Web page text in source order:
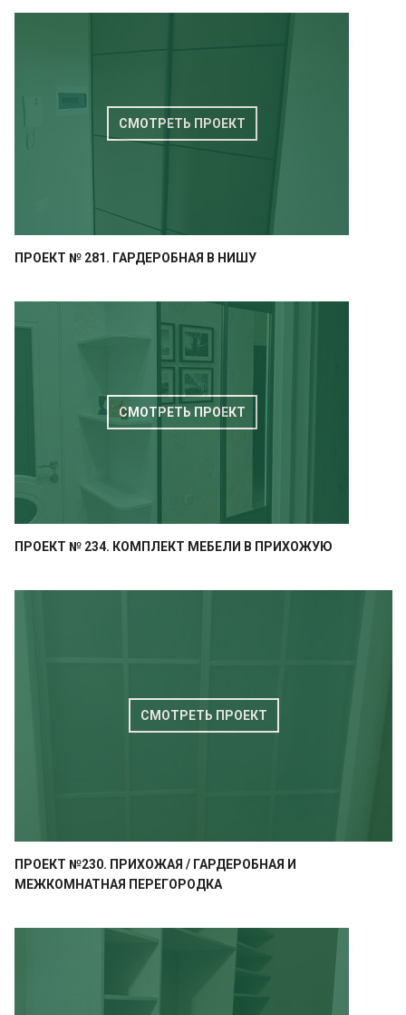
СМОТРЕТЬ ПРОЕКТ
ПРОЕКТ № 281. ГАРДЕРОБНАЯ В НИШУ
СМОТРЕТЬ ПРОЕКТ
ПРОЕКТ № 234. КОМПЛЕКТ МЕБЕЛИ В ПРИХОЖУЮ
СМОТРЕТЬ ПРОЕКТ
ПРОЕКТ №230. ПРИХОЖАЯ / ГАРДЕРОБНАЯ И
МЕЖКОМНАТНАЯ ПЕРЕГОРОДКА